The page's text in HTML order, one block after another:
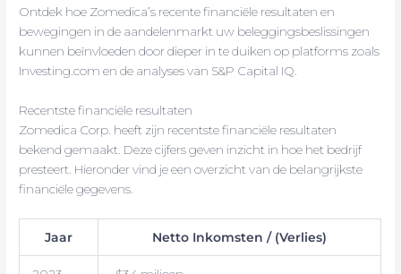
Ontdek hoe Zomedica’s recente financiële resultaten en
bewegingen in de aandelenmarkt uw beleggingsbeslissingen
kunnen beïnvloeden door dieper in te duiken op platforms zoals
Investing.com en de analyses van S&P Capital IQ.
Recentste financiële resultaten
Zomedica Corp. heeft zijn recentste financiële resultaten
bekend gemaakt. Deze cijfers geven inzicht in hoe het bedrijf
presteert. Hieronder vind je een overzicht van de belangrijkste
financiële gegevens.
Jaar Netto Inkomsten / (Verlies)